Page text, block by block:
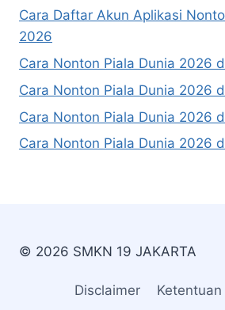
Cara Daftar Akun Aplikasi
2026
Cara Nonton Piala Dunia 2026
Cara Nonton Piala Dunia 2026
Cara Nonton Piala Dunia 2026
Cara Nonton Piala Dunia 2026
© 2026 SMKN 19 JAKARTA
Disclaimer